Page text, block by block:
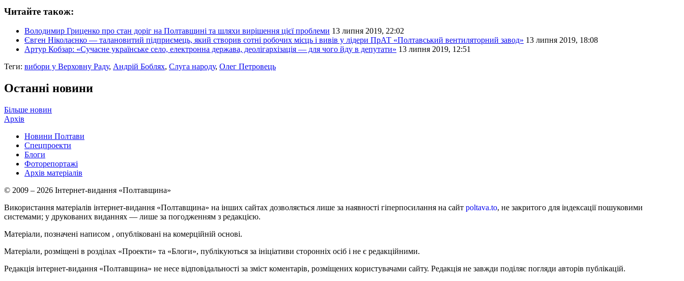
Читайте також:
Володимир Гриценко про стан доріг на Полтавщині та шляхи вирішення цієї проблеми 13 липня 2019, 22:02
Євген Ніколаєнко — талановитий підприємець, який створив сотні робочих місць і вивів у лідери ПрАТ «Полтавський вентиляторний завод» 13 липня 2019, 18:08
Артур Кобзар: «Сучасне українське село, електронна держава, деолігархізація — для чого йду в депутати» 13 липня 2019, 12:51
Теги: вибори у Верховну Раду, Андрій Боблях, Слуга народу, Олег Петровець
Останні новини
Більше новин
Архів
Новини Полтави
Спецпроекти
Блоги
Фоторепортажі
Архів матеріалів
© 2009 – 2026 Інтернет-видання «Полтавщина»
Використання матеріалів інтернет-видання «Полтавщина» на інших сайтах дозволяється лише за наявності гіперпосилання на сайт poltava.to, не закритого для індексації пошуковими
системами; у друкованих виданнях — лише за погодженням з редакцією.
Матеріали, позначені написом , опубліковані на комерційній основі.
Матеріали, розміщені в розділах «Проекти» та «Блоги», публікуються за ініціативи сторонніх осіб і не є редакційними.
Редакція інтернет-видання «Полтавщина» не несе відповідальності за зміст коментарів, розміщених користувачами сайту. Редакція не завжди поділяє погляди авторів публікацій.